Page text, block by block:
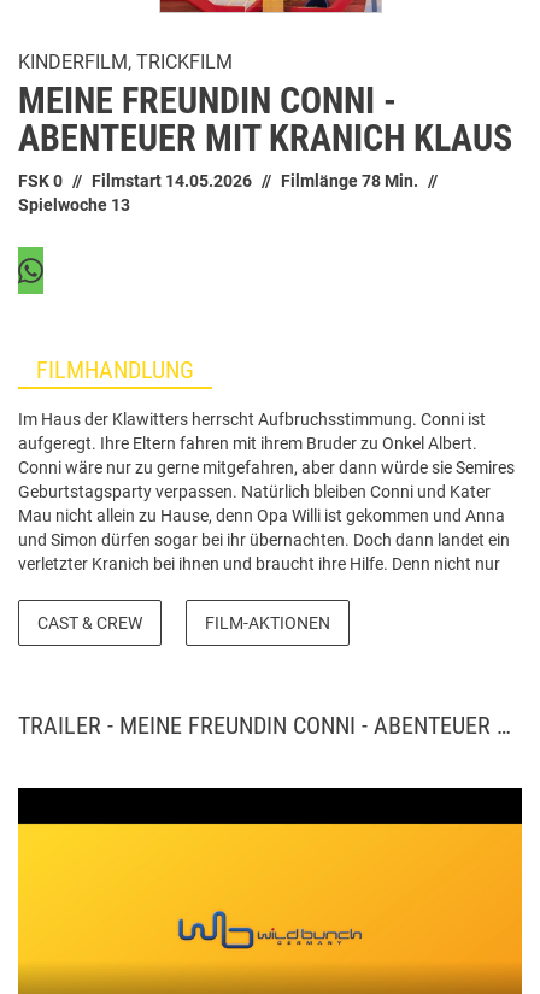
KINDERFILM, TRICKFILM
MEINE FREUNDIN CONNI -
ABENTEUER MIT KRANICH KLAUS
FSK 0 Filmstart 14.05.2026
Filmlänge 78 Min.
Spielwoche 13
FILMHANDLUNG
Im Haus der Klawitters herrscht Aufbruchsstimmung. Conni ist
aufgeregt. Ihre Eltern fahren mit ihrem Bruder zu Onkel Albert.
Conni wäre nur zu gerne mitgefahren, aber dann würde sie Semires
Geburtstagsparty verpassen. Natürlich bleiben Conni und Kater
Mau nicht allein zu Hause, denn Opa Willi ist gekommen und Anna
und Simon dürfen sogar bei ihr übernachten. Doch dann landet ein
verletzter Kranich bei ihnen und braucht ihre Hilfe. Denn nicht nur
Nachbar Herr Oswald, der seinen astrein gepflegten Rosengarten in
Conni und ihre Freunde es gemeinsam schaffen, dass Klaus
CAST & CREW FILM-AKTIONEN
TRAILER - MEINE FREUNDIN CONNI - ABENTEUER MIT KRANICH KLAUS